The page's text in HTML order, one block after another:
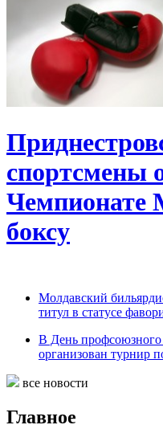
спортсмены
Чемпионате
боксу
Молдавский
титул в статусе
В День
организован турнир
все новости
Главное